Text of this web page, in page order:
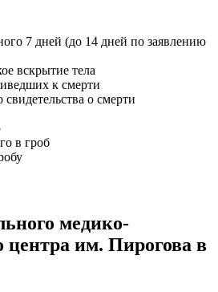
7 дней (до 14 дней по заявлению
вскрытие тела
к смерти
о смерти
в гроб
медико-
центра им. Пирогова в